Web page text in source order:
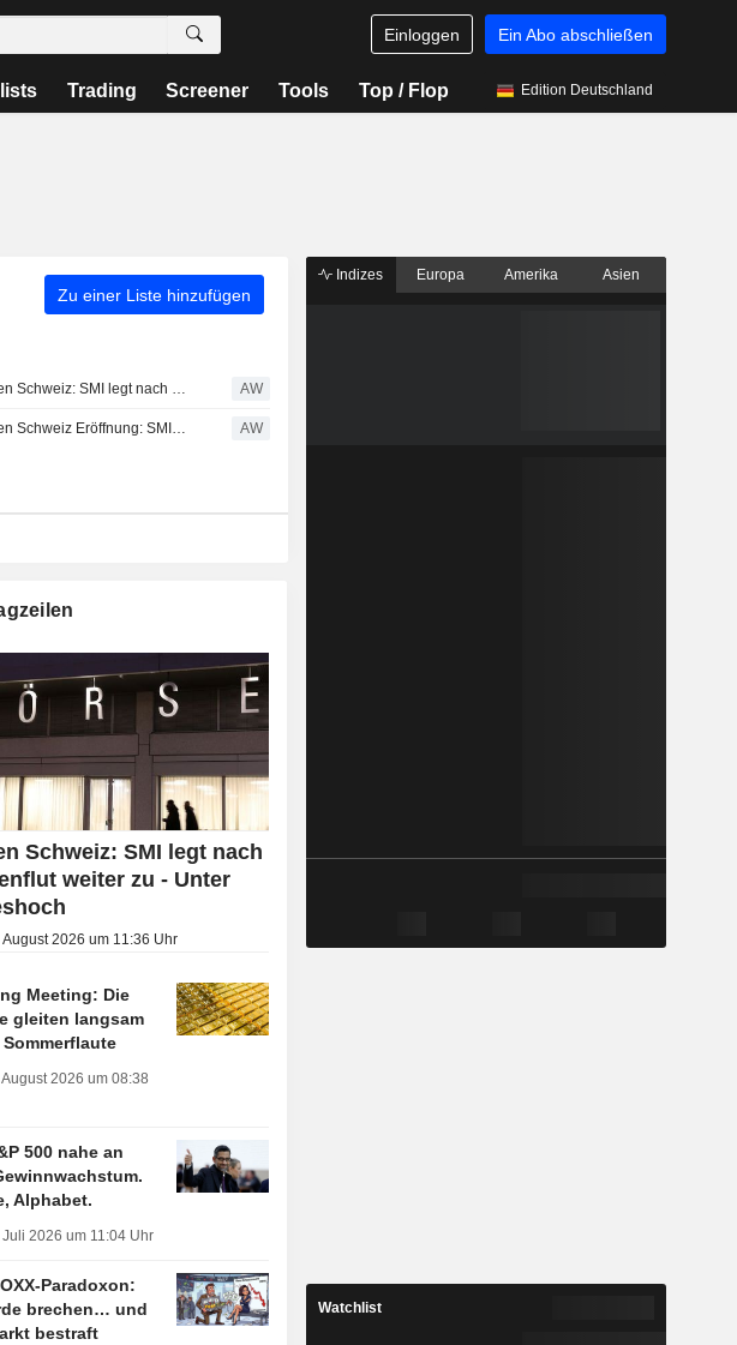
Einloggen Ein Abo abschließen
Trading Screener Tools Top / Flop Edition Deutschland
Zu einer Liste hinzufügen
Aktien Schweiz: SMI legt nach Zahlenflut weiter zu - Unter Tageshoch AW
Aktien Schweiz Eröffnung: SMI erneut deutlich im Plus AW
Schweiz: SMI legt nach
weiter zu - Unter
August 2026 um 11:36 Uhr
Meeting: Die
gleiten langsam
2026 um 08:38
500 nahe an
Alphabet.
Juli 2026 um 11:04 Uhr
Paradoxon:
brechen… und
bestraft
Indizes Europa Amerika Asien
Watchlist